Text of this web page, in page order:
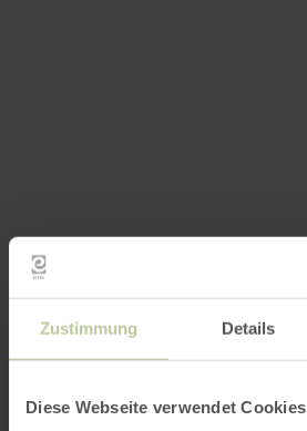
Zustimmung Details
Diese Webseite verwendet Cookies